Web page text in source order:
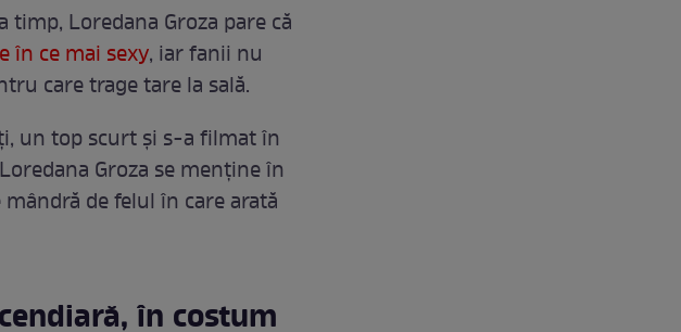
timp, Loredana Groza pare că
în ce mai sexy, iar fanii nu
care trage tare la sală.
un top scurt și s-a filmat în
Groza se menține în
de felul în care arată
în costum